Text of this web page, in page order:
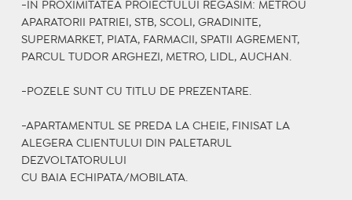
-IN PROXIMITATEA PROIECTULUI REGASIM: METROU
APARATORII PATRIEI, STB, SCOLI, GRADINITE,
SUPERMARKET, PIATA, FARMACII, SPATII AGREMENT,
PARCUL TUDOR ARGHEZI, METRO, LIDL, AUCHAN.
-POZELE SUNT CU TITLU DE PREZENTARE.
-APARTAMENTUL SE PREDA LA CHEIE, FINISAT LA
ALEGERA CLIENTULUI DIN PALETARUL
DEZVOLTATORULUI
CU BAIA ECHIPATA/MOBILATA.